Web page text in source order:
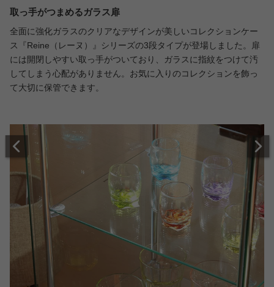
取っ手がつまめるガラス扉
全面に強化ガラスのクリアなデザインが美しいコレクションケー
ス『Reine（レーヌ）』シリーズの3段タイプが登場しました。扉
には開閉しやすい取っ手がついており、ガラスに指紋をつけて汚
してしまう心配がありません。お気に入りのコレクションを飾っ
て大切に保管できます。